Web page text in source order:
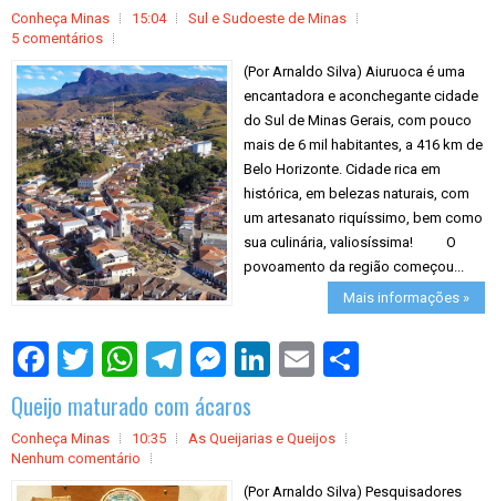
Conheça Minas 15:04
Sul e Sudoeste de Minas
5 comentários
(Por Arnaldo Silva) Aiuruoca é uma
encantadora e aconchegante cidade
do Sul de Minas Gerais, com pouco
mais de 6 mil habitantes, a 416 km de
Belo Horizonte. Cidade rica em
histórica, em belezas naturais, com
um artesanato riquíssimo, bem como
sua culinária, valiosíssima! O
povoamento da região começou...
Mais informações »
Queijo maturado com ácaros
Conheça Minas 10:35
As Queijarias e Queijos
Nenhum comentário
(Por Arnaldo Silva) Pesquisadores